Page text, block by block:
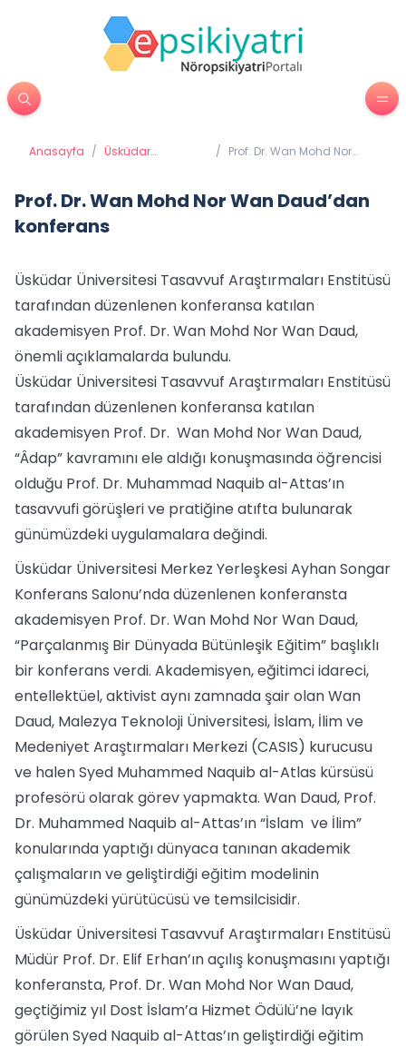
Anasayfa / Üsküdar
/ Prof. Dr. Wan Mohd Nor
Prof. Dr. Wan Mohd Nor Wan Daud’dan
konferans
Üsküdar Üniversitesi Tasavvuf Araştırmaları Enstitüsü
tarafından düzenlenen konferansa katılan
akademisyen Prof. Dr. Wan Mohd Nor Wan Daud,
önemli açıklamalarda bulundu.
Üsküdar Üniversitesi Tasavvuf Araştırmaları Enstitüsü
tarafından düzenlenen konferansa katılan
akademisyen Prof. Dr. Wan Mohd Nor Wan Daud,
“Âdap” kavramını ele aldığı konuşmasında öğrencisi
olduğu Prof. Dr. Muhammad Naquib al-Attas’ın
tasavvufi görüşleri ve pratiğine atıfta bulunarak
günümüzdeki uygulamalara değindi.
Üsküdar Üniversitesi Merkez Yerleşkesi Ayhan Songar
Konferans Salonu’nda düzenlenen konferansta
akademisyen Prof. Dr. Wan Mohd Nor Wan Daud,
“Parçalanmış Bir Dünyada Bütünleşik Eğitim” başlıklı
bir konferans verdi. Akademisyen, eğitimci idareci,
entellektüel, aktivist aynı zamnada şair olan Wan
Daud, Malezya Teknoloji Üniversitesi, İslam, İlim ve
Medeniyet Araştırmaları Merkezi (CASIS) kurucusu
ve halen Syed Muhammed Naquib al-Atlas kürsüsü
profesörü olarak görev yapmakta. Wan Daud, Prof.
Dr. Muhammed Naquib al-Attas’ın “İslam ve İlim”
konularında yaptığı dünyaca tanınan akademik
çalışmaların ve geliştirdiği eğitim modelinin
günümüzdeki yürütücüsü ve temsilcisidir.
Üsküdar Üniversitesi Tasavvuf Araştırmaları Enstitüsü
Müdür Prof. Dr. Elif Erhan’ın açılış konuşmasını yaptığı
konferansta, Prof. Dr. Wan Mohd Nor Wan Daud,
geçtiğimiz yıl Dost İslam’a Hizmet Ödülü’ne layık
görülen Syed Naquib al-Attas’ın geliştirdiği eğitim